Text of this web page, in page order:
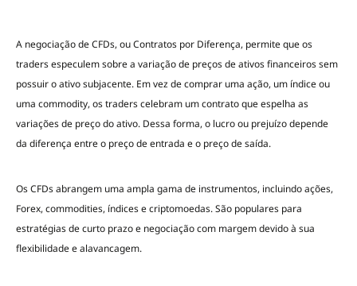
A negociação de CFDs, ou Contratos por Diferença, permite que os
traders especulem sobre a variação de preços de ativos financeiros sem
possuir o ativo subjacente. Em vez de comprar uma ação, um índice ou
uma commodity, os traders celebram um contrato que espelha as
variações de preço do ativo. Dessa forma, o lucro ou prejuízo depende
da diferença entre o preço de entrada e o preço de saída.
Os CFDs abrangem uma ampla gama de instrumentos, incluindo ações,
Forex, commodities, índices e criptomoedas. São populares para
estratégias de curto prazo e negociação com margem devido à sua
flexibilidade e alavancagem.